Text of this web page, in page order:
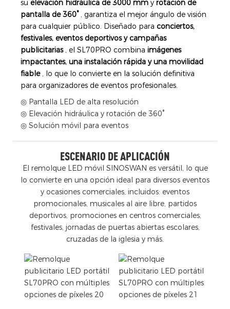
su elevación hidráulica de 3000 mm y rotación de
pantalla de 360°, garantiza el mejor ángulo de visión
para cualquier público. Diseñado para conciertos,
festivales, eventos deportivos y campañas
publicitarias, el SL70PRO combina imágenes
impactantes, una instalación rápida y una movilidad
fiable, lo que lo convierte en la solución definitiva
para organizadores de eventos profesionales.
◎ Pantalla LED de alta resolución
◎ Elevación hidráulica y rotación de 360°
◎ Solución móvil para eventos
ESCENARIO DE APLICACIÓN
El remolque LED móvil SINOSWAN es versátil, lo que
lo convierte en una opción ideal para diversos eventos
y ocasiones comerciales, incluidos: eventos
promocionales, musicales al aire libre, partidos
deportivos, promociones en centros comerciales,
festivales, jornadas de puertas abiertas escolares,
cruzadas de la iglesia y más.